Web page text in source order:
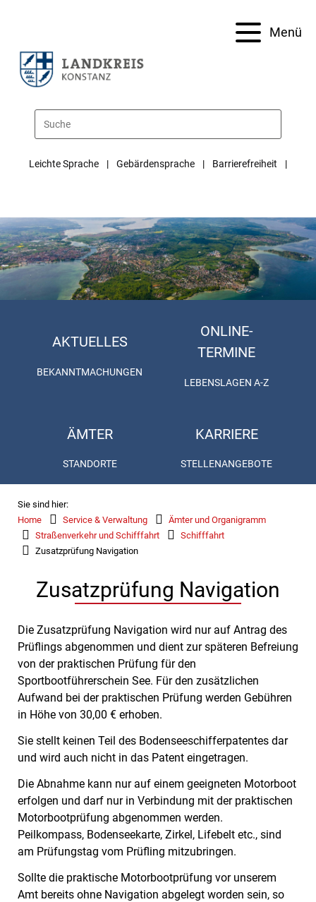
Menü
Leichte Sprache Gebärdensprache Barrierefreiheit
AKTUELLES
BEKANNTMACHUNGEN
ONLINE-
TERMINE
LEBENSLAGEN A-Z
ÄMTER
STANDORTE
KARRIERE
STELLENANGEBOTE
Sie sind hier:
Home
Service & Verwaltung
Ämter und Organigramm
Straßenverkehr und Schifffahrt
Schifffahrt
Zusatzprüfung Navigation
Zusatzprüfung Navigation
Die Zusatzprüfung Navigation wird nur auf Antrag des
Prüflings abgenommen und dient zur späteren Befreiung
von der praktischen Prüfung für den
Sportbootführerschein See. Für den zusätzlichen
Aufwand bei der praktischen Prüfung werden Gebühren
in Höhe von 30,00 € erhoben.
Sie stellt keinen Teil des Bodenseeschifferpatentes dar
und wird auch nicht in das Patent eingetragen.
Die Abnahme kann nur auf einem geeigneten Motorboot
erfolgen und darf nur in Verbindung mit der praktischen
Motorbootprüfung abgenommen werden.
Peilkompass, Bodenseekarte, Zirkel, Lifebelt etc., sind
am Prüfungstag vom Prüfling mitzubringen.
Sollte die praktische Motorbootprüfung vor unserem
Amt bereits ohne Navigation abgelegt worden sein, so